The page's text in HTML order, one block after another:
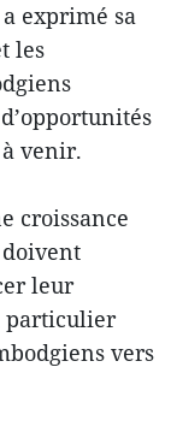
exprimé sa
les
venir.
croissance
leur
particulier
vers